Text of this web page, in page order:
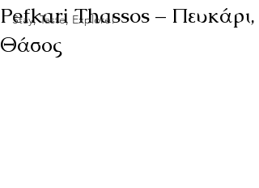
Stay, Taste, Explore!
Pefkari Thassos – Πευκάρι,
Θάσος